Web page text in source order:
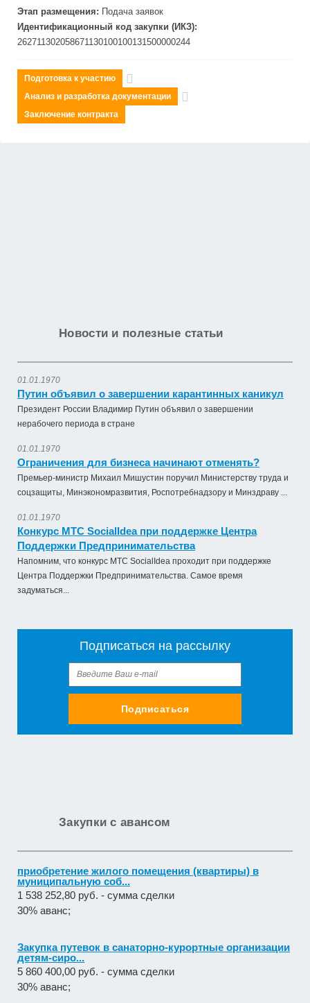
Этап размещения: Подача заявок
Идентификационный код закупки (ИКЗ):
262711302058671130100100131500000244
Подготовка к участию
Анализ и разработка документации
Заключение контракта
Новости и полезные статьи
01.01.1970
Путин объявил о завершении карантинных каникул
Президент России Владимир Путин объявил о завершении
нерабочего периода в стране
01.01.1970
Ограничения для бизнеса начинают отменять?
Премьер-министр Михаил Мишустин поручил Министерству труда и
соцзащиты, Минэкономразвития, Роспотребнадзору и Минздраву ...
01.01.1970
Конкурс МТС SocialIdea при поддержке Центра
Поддержки Предпринимательства
Напомним, что конкурс МТС SocialIdea проходит при поддержке
Центра Поддержки Предпринимательства. Самое время
задуматься...
Подписаться на рассылку
Подписаться
Закупки с авансом
приобретение жилого помещения (квартиры) в
муниципальную соб...
1 538 252,80 руб. - сумма сделки
30% аванс;
Закупка путевок в санаторно-курортные организации
детям-сиро...
5 860 400,00 руб. - сумма сделки
30% аванс;